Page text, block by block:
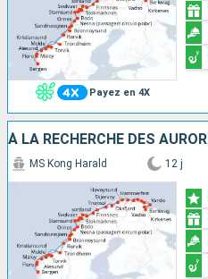
Payez en 4X
MS Kong Harald 12 j